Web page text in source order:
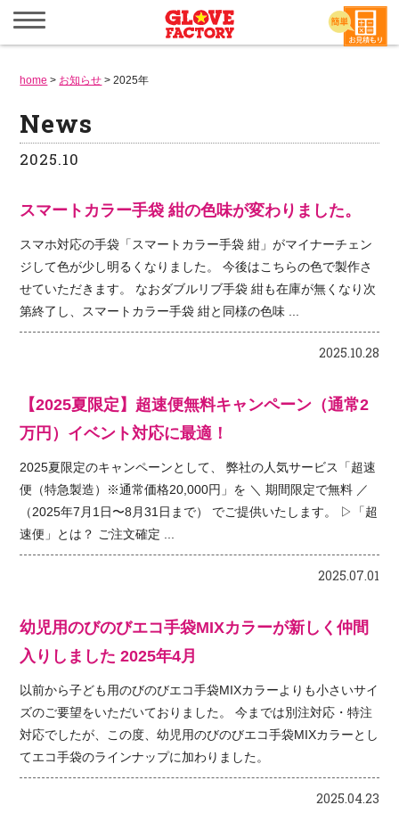
メ
ニ
ュ
を
く
home > お知らせ >2025年
News
2025.10
スマートカラー手袋 紺の色味が変わりました。
スマホ対応の手袋「スマートカラー手袋 紺」がマイナーチェン
ジして色が少し明るくなりました。 今後はこちらの色で製作さ
せていただきます。 なおダブルリブ手袋 紺も在庫が無くなり次
第終了し、スマートカラー手袋 紺と同様の色味 ...
2025.10.28
【2025夏限定】超速便無料キャンペーン（通常2
万円）イベント対応に最適！
2025夏限定のキャンペーンとして、 弊社の人気サービス「超速
便（特急製造）※通常価格20,000円」を ＼ 期間限定で無料 ／
（2025年7月1日〜8月31日まで） でご提供いたします。 ▷「超
速便」とは？ ご注文確定 ...
2025.07.01
幼児用のびのびエコ手袋MIXカラーが新しく仲間
入りしました 2025年4月
以前から子ども用のびのびエコ手袋MIXカラーよりも小さいサイ
ズのご要望をいただいておりました。 今までは別注対応・特注
対応でしたが、この度、幼児用のびのびエコ手袋MIXカラーとし
てエコ手袋のラインナップに加わりました。
2025.04.23